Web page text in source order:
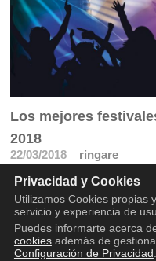
Los mejores
2018
22/03/2018
ringare
Hacemos un repaso a los
tendrán lugar en Madrid
Privacidad y Cookies
Utilizamos Cookies propias
servicio y experiencia de
Puedes informarte acerca
cookiesademás de
Configuración de Privacidad